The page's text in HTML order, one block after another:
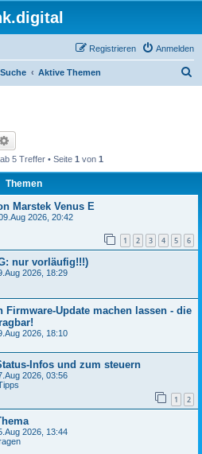
Anmelden
Registrieren
Suche Aktive Themen
5 Treffer • Seite 1 von 1
Themen
Marstek Venus E
2026, 20:42
1 2 3 4 5 6
nur vorläufig!!!)
2026, 18:29
Firmware-Update machen lassen - die
2026, 18:10
Infos und zum steuern
2026, 03:56
1 2
2026, 13:44